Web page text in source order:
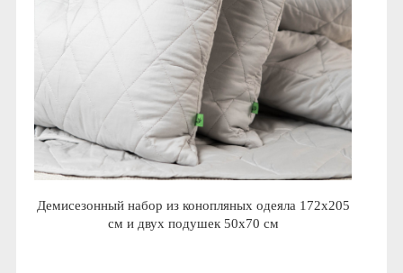
Демисезонный набор из конопляных одеяла 172х205
см и двух подушек 50х70 см